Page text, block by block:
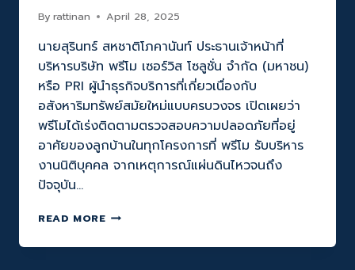
By rattinan April 28, 2025
นายสุรินทร์ สหชาติโภคานันท์ ประธานเจ้าหน้าที่
บริหารบริษัท พรีโม เซอร์วิส โซลูชั่น จำกัด (มหาชน)
หรือ PRI ผู้นำธุรกิจบริการที่เกี่ยวเนื่องกับ
อสังหาริมทรัพย์สมัยใหม่แบบครบวงจร เปิดเผยว่า
พรีโมได้เร่งติดตามตรวจสอบความปลอดภัยที่อยู่
อาศัยของลูกบ้านในทุกโครงการที่ พรีโม รับบริหาร
งานนิติบุคคล จากเหตุการณ์แผ่นดินไหวจนถึง
ปัจจุบัน…
READ MOREQ-
จับ